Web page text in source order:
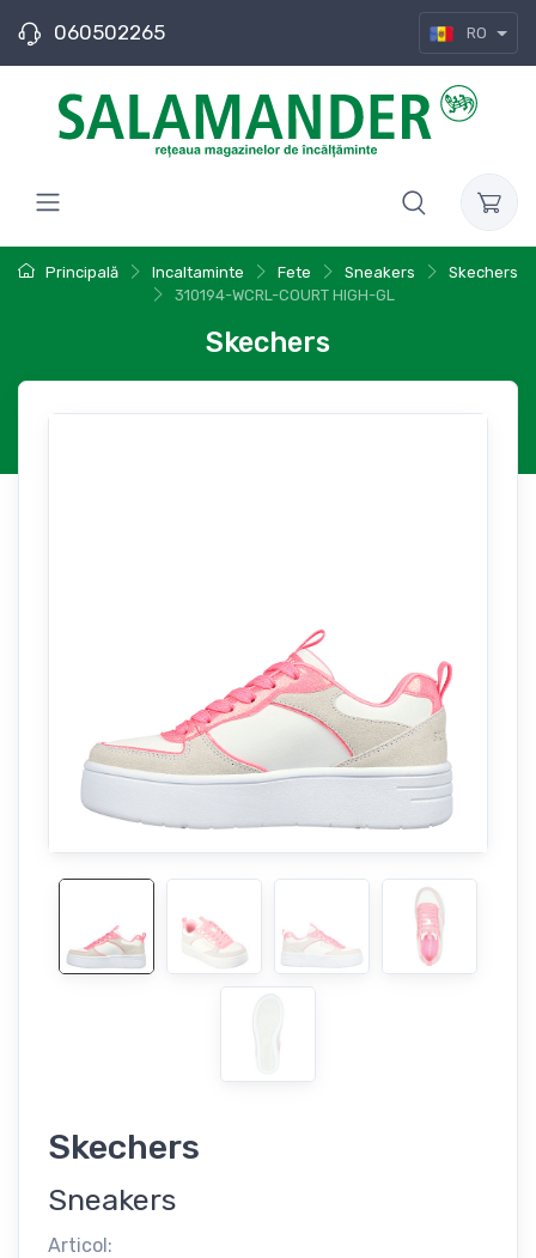
060502265 RO
Principală Incaltaminte Fete Sneakers
Skechers
310194-WCRL-COURT HIGH-GL
Skechers
Skechers
Sneakers
Articol: